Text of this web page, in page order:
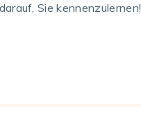
Sie kennenzulernen!